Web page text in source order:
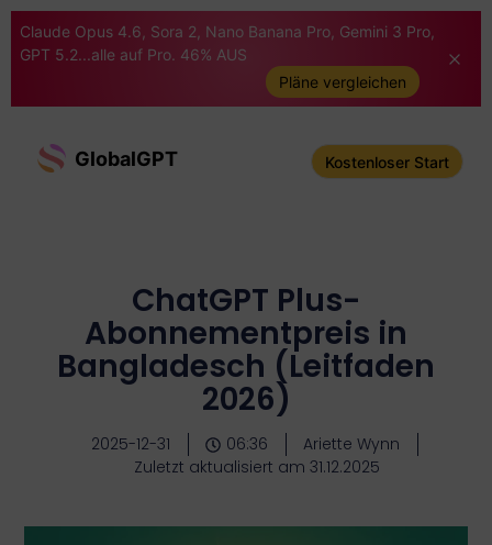
Claude Opus 4.6, Sora 2, Nano Banana Pro, Gemini 3 Pro,
GPT 5.2...alle auf Pro. 46% AUS
Pläne vergleichen
GlobalGPT Kostenloser Start
ChatGPT Plus-
Abonnementpreis in
Bangladesch (Leitfaden
2026)
2025-12-31 06:36
Ariette Wynn
Zuletzt aktualisiert am 31.12.2025